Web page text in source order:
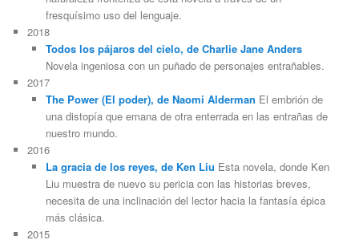
fresquísimo uso del lenguaje.
2018
Todos los pájaros del cielo, de Charlie Jane Anders
Novela ingeniosa con un puñado de personajes entrañables.
2017
The Power (El poder), de Naomi Alderman El embrión de
una distopía que emana de otra enterrada en las entrañas de
nuestro mundo.
2016
La gracia de los reyes, de Ken Liu Esta novela, donde Ken
Liu muestra de nuevo su pericia con las historias breves,
necesita de una inclinación del lector hacia la fantasía épica
más clásica.
2015